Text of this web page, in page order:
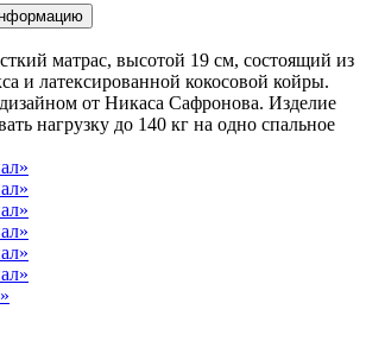
матрас, высотой 19 см, состоящий из
и латексированной кокосовой койры.
от Никаса Сафронова. Изделие
нагрузку до 140 кг на одно спальное